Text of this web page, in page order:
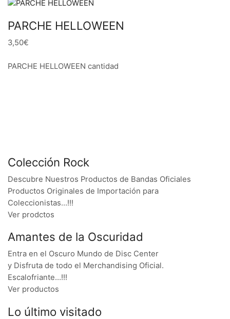
PARCHE HELLOWEEN
3,50€
PARCHE HELLOWEEN cantidad
Colección Rock
Descubre Nuestros Productos de Bandas Oficiales
Productos Originales de Importación para
Coleccionistas…!!!
Ver prodctos
Amantes de la Oscuridad
Entra en el Oscuro Mundo de Disc Center
y Disfruta de todo el Merchandising Oficial.
Escalofriante…!!!
Ver productos
Lo último visitado